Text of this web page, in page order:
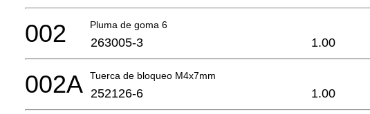
Pluma de goma 6
002 263005-3 1.00
Tuerca de bloqueo M4x7mm
002A 252126-6 1.00